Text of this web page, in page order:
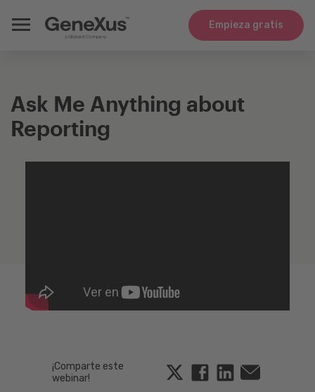
Empieza gratis
Ask Me Anything about
Reporting
¡Comparte este
webinar!
Twitter FacebookLinkedin